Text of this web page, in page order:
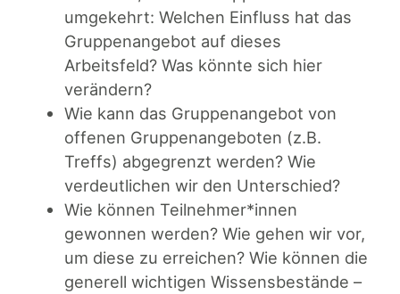
umgekehrt: Welchen Einfluss hat das
Gruppenangebot auf dieses
Arbeitsfeld? Was könnte sich hier
verändern?
Wie kann das Gruppenangebot von
offenen Gruppenangeboten (z.B.
Treffs) abgegrenzt werden? Wie
verdeutlichen wir den Unterschied?
Wie können Teilnehmer*innen
gewonnen werden? Wie gehen wir vor,
um diese zu erreichen? Wie können die
generell wichtigen Wissensbestände –